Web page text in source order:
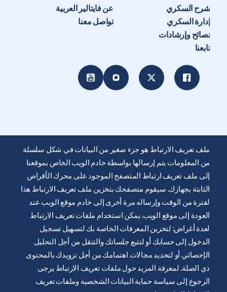
شرح السكري
إدارة السكري
نصائح وإرشادات
عن فايتالير العربية
تواصل معنا
تابعنا
يتم توفير موقع الويب هذا من قِبل شركة ايرليكيد للرعاية الصحية
لتثقيف ودعم المصابين بالسكري. انها للعلم فقط ولا تحل محل
التوصيات الطبية. دائما اطلب المشورة من أخصائي الرعاية الصحية.
شروط وأحكام الموقع الإلكتروني
سياسة الخصوصية
تعريف ملف الارتباطات
إشعار قانوني
ملف تعريف الارتباط هو جزء صغير من البيانات في شكل سلسلة
من المعلومات يتم إرسالها بواسطة خادم الويب الخاص بموقعنا
إلى ملف تعريف ارتباط المتصفح الموجود على محرك الأقراص
الثابتة بجهازك. سيقوم متصفحك بتخزين ملف تعريف الارتباط هذا
لفترة من الوقت وإرساله مرة أخرى إلى خادم موقع الويب عند
العودة إلى موقع الويب. يمكن استخدام ملفات تعريف الارتباط
لعدة أغراض: لتخزين المعرفات الخاصة بك لتسهيل تسجيل
الدخول إلى حسابك أو لتتبع جلساتك والتنقل من أجل التحليل
الإحصائي أو لتحديد مجالات اهتمامك من أجل تزويدك بالمحتوى
ذي الصلة. لمعرفة المزيد حول ملفات تعريف الارتباط يرجى
الرجوع إلى سياسة حماية البيانات الشخصية وملفات تعريف